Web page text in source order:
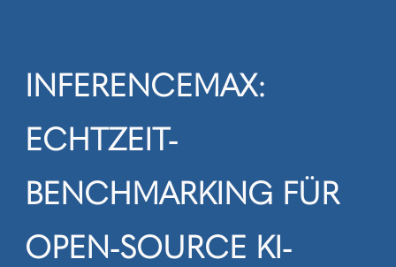
springenINFERENCEMAX:
ECHTZEIT-
BENCHMARKING FÜR
OPEN-SOURCE KI-